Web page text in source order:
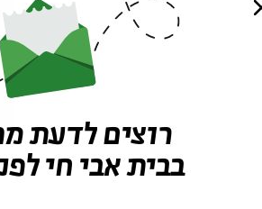
רוצים לדעת
בבית אבי חי